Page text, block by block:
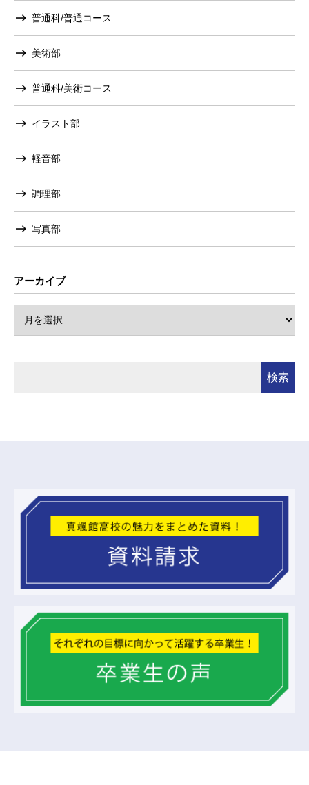
普通科/普通コース
美術部
普通科/美術コース
イラスト部
軽音部
調理部
写真部
アーカイブ